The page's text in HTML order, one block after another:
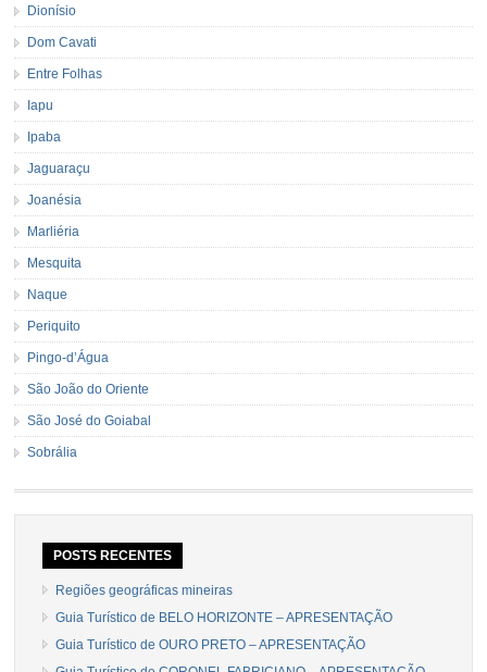
Dionísio
Dom Cavati
Entre Folhas
Iapu
Ipaba
Jaguaraçu
Joanésia
Marliéria
Mesquita
Naque
Periquito
Pingo-d’Água
São João do Oriente
São José do Goiabal
Sobrália
POSTS RECENTES
Regiões geográficas mineiras
Guia Turístico de BELO HORIZONTE – APRESENTAÇÃO
Guia Turístico de OURO PRETO – APRESENTAÇÃO